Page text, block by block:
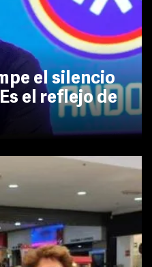
el silencio
el reflejo de